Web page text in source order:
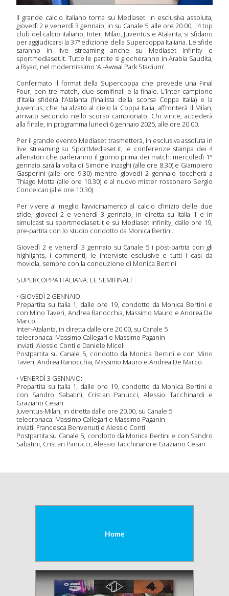
serie
Il grande calcio italiano torna su Mediaset. In esclusiva assoluta,
giovedì 2 e venerdì 3 gennaio, in su Canale 5, alle ore 20.00, i 4 top
club del calcio italiano, Inter, Milan, Juventus e Atalanta, si sfidano
per aggiudicarsi la 37ª edizione della Supercoppa Italiana. Le sfide
saranno in live streaming anche su Mediaset Infinity e
sportmediaset.it. Tutte le partite si giocheranno in Arabia Saudita,
a Riyad, nel modernissimo ‘Al-Awwal Park Stadium’.
Confermato il format della Supercoppa che prevede una Final
Four, con tre match, due semifinali e la finale. L’Inter campione
d’Italia sfiderà l’Atalanta (finalista della scorsa Coppa Italia) e la
Juventus, che ha alzato al cielo la Coppa Italia, affronterà il Milan,
arrivato secondo nello scorso campionato. Chi vince, accederà
alla finale, in programma lunedì 6 gennaio 2025, alle ore 20.00.
Per il grande evento Mediaset trasmetterà, in esclusiva assoluta in
live streaming su SportMediaset.it, le conferenze stampa dei 4
allenatori che parleranno il giorno prima dei match: mercoledì 1°
gennaio sarà la volta di Simone Inzaghi (alle ore 8.30) e Giampiero
Gasperini (alle ore 9.30) mentre giovedì 2 gennaio toccherà a
Thiago Motta (alle ore 10.30) e al nuovo mister rossonero Sergio
Conceicao (alle ore 10.30).
Per vivere al meglio l’avvicinamento al calcio d’inizio delle due
sfide, giovedì 2 e venerdì 3 gennaio, in diretta su Italia 1 e in
simulcast su sportmediaset.it e su Mediaset Infinity, dalle ore 19,
pre-partita con lo studio condotto da Monica Bertini.
Giovedì 2 e venerdì 3 gennaio su Canale 5 i post-partita con gli
highlights, i commenti, le interviste esclusive e tutti i casi da
moviola, sempre con la conduzione di Monica Bertini
SUPERCOPPA ITALIANA: LE SEMIFINALI
• GIOVEDÌ 2 GENNAIO:
Prepartita su Italia 1, dalle ore 19, condotto da Monica Bertini e
con Mino Taveri, Andrea Ranocchia, Massimo Mauro e Andrea De
Marco
Inter-Atalanta, in diretta dalle ore 20.00, su Canale 5
telecronaca: Massimo Callegari e Massimo Paganin
inviati: Alessio Conti e Daniele Miceli
Postpartita su Canale 5, condotto da Monica Bertini e con Mino
Taveri, Andrea Ranocchia, Massimo Mauro e Andrea De Marco
• VENERDÌ 3 GENNAIO:
Prepartita su Italia 1, dalle ore 19, condotto da Monica Bertini e
con Sandro Sabatini, Cristian Panucci, Alessio Tacchinardi e
Graziano Cesari.
Juventus-Milan, in diretta dalle ore 20.00, su Canale 5
telecronaca: Massimo Callegari e Massimo Paganin
inviati: Francesca Benvenuti e Alessio Conti
Postpartita su Canale 5, condotto da Monica Bertini e con Sandro
Sabatini, Cristian Panucci, Alessio Tacchinardi e Graziano Cesari
Home